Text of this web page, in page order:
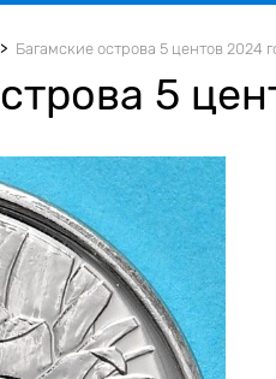
Багамские острова 5 центов 2024
5